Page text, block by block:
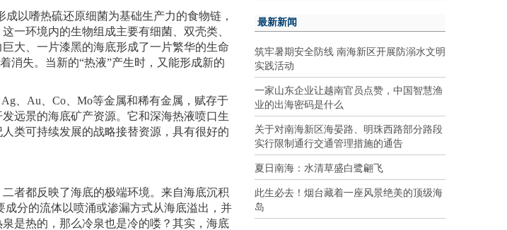
以嗜热硫还原细菌为基础生产力的食物链，
一环境内的生物组成主要有细菌、双壳类、
大、一片漆黑的海底形成了一片繁华的生命
消失。当新的“热液”产生时，又能形成新的
、Au、Co、Mo等金属和稀有金属，赋存于
远景的海底矿产资源。它和深海热液喷口生
类可持续发展的战略接替资源，具有很好的
者都反映了海底的极端环境。来自海底沉积
分的流体以喷涌或渗漏方式从海底溢出，并
是热的，那么冷泉也是冷的喽？其实，海底
最新新闻
筑牢暑期安全防线 南海新区开展防溺水文明
实践活动
一家山东企业让越南官员点赞，中国智慧渔
业的出海密码是什么
关于对南海新区海晏路、明珠西路部分路段
实行限制通行交通管理措施的通告
夏日南海：水清草盛白鹭翩飞
此生必去！烟台藏着一座风景绝美的顶级海
岛